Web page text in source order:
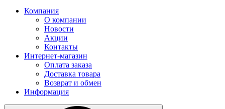
Компания
О компании
Новости
Акции
Контакты
Интернет-магазин
Оплата заказа
Доставка товара
Возврат и обмен
Информация